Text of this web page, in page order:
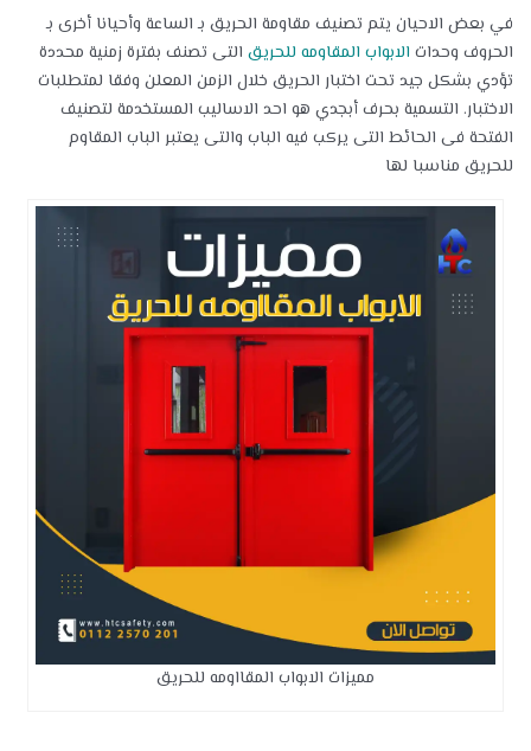
في بعض الاحيان يتم تصنيف مقاومة الحريق بـ الساعة وأحيانا أخرى بـ
الحروف وحدات الابواب المقاومه للحريق التى تصنف بفترة زمنية محددة
تؤدي بشكل جيد تحت اختبار الحريق خلال الزمن المعلن وفقا لمتطلبات
الاختبار. التسمية بحرف أبجدي هو احد الاساليب المستخدمة لتصنيف
الفتحة فى الحائط التى يركب فيه الباب والتى يعتبر الباب المقاوم
للحريق مناسبا لها
مميزات الابواب المقااومه للحريق